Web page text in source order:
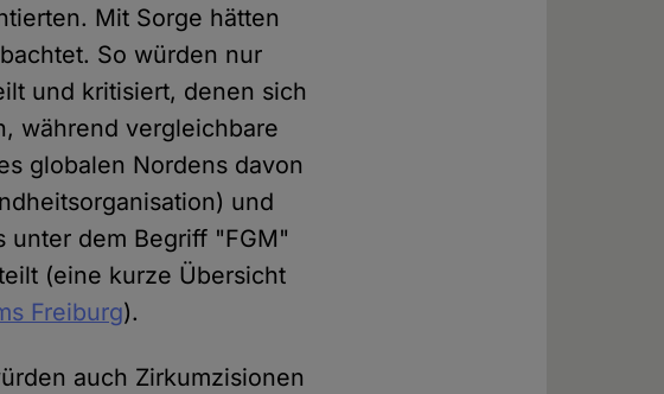
Mit Sorge hätten
So würden nur
und kritisiert, denen sich
während vergleichbare
globalen Nordens davon
und
unter dem Begriff "FGM"
(eine kurze Übersicht
Freiburg).
auch Zirkumzisionen